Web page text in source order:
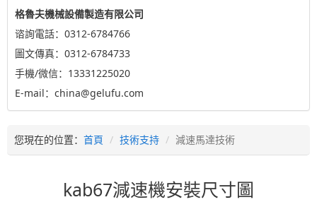
格魯夫機械設備製造有限公司
谘詢電話：0312-6784766
圖文傳真：0312-6784733
手機/微信：13331225020
E-mail：china@gelufu.com
您現在的位置： 首頁 技術支持 減速馬達技術
kab67減速機安裝尺寸圖